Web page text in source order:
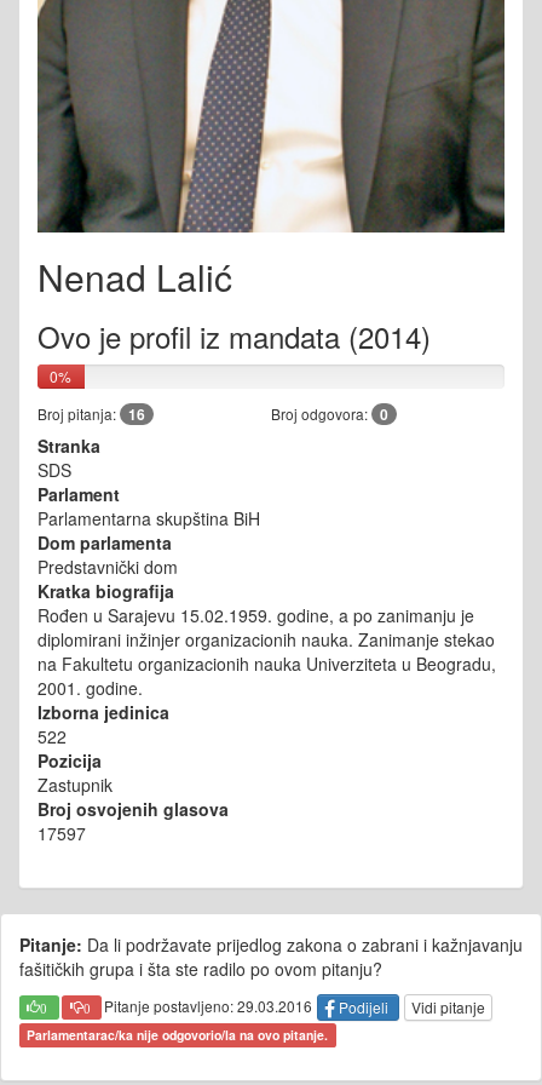
Nenad Lalić
Ovo je profil iz mandata (2014)
0%
Broj pitanja: 16 Broj odgovora: 0
Stranka
SDS
Parlament
Parlamentarna skupština BiH
Dom parlamenta
Predstavnički dom
Kratka biografija
Rođen u Sarajevu 15.02.1959. godine, a po zanimanju je
diplomirani inžinjer organizacionih nauka. Zanimanje stekao
na Fakultetu organizacionih nauka Univerziteta u Beogradu,
2001. godine.
Izborna jedinica
522
Pozicija
Zastupnik
Broj osvojenih glasova
17597
Pitanje: Da li podržavate prijedlog zakona o zabrani i kažnjavanju
fašitičkih grupa i šta ste radilo po ovom pitanju?
0 0 Pitanje postavljeno: 29.03.2016 Podijeli Vidi pitanje
Parlamentarac/ka nije odgovorio/la na ovo pitanje.